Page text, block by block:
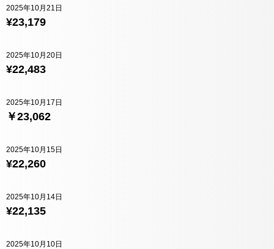
¥23,179
2025年10月21日
¥22,483
2025年10月20日
￥23,062
2025年10月17日
¥22,260
2025年10月15日
¥22,135
2025年10月14日
2025年10月10日